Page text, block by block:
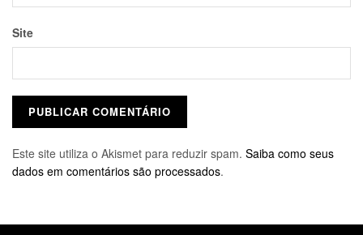
Site
Este site utiliza o Akismet para reduzir spam. Saiba como seus
dados em comentários são processados.